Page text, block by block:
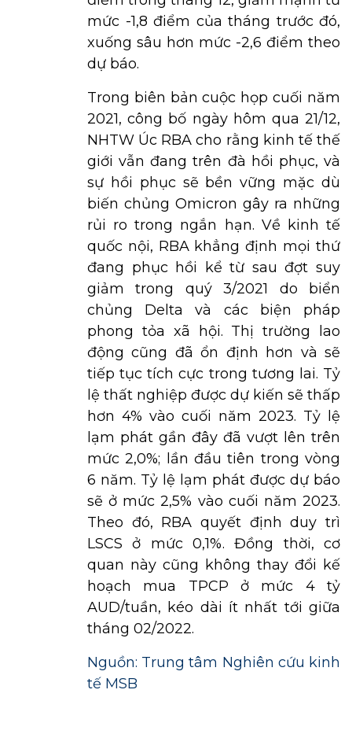
mức -1,8 điểm của tháng trước đó,
xuống sâu hơn mức -2,6 điểm theo
dự báo.
Trong biên bản cuộc họp cuối năm
2021, công bố ngày hôm qua 21/12,
NHTW Úc RBA cho rằng kinh tế thế
giới vẫn đang trên đà hồi phục, và
sự hồi phục sẽ bền vững mặc dù
biến chủng Omicron gây ra những
rủi ro trong ngắn hạn. Về kinh tế
quốc nội, RBA khẳng định mọi thứ
đang phục hồi kể từ sau đợt suy
giảm trong quý 3/2021 do biển
chủng Delta và các biện pháp
phong tỏa xã hội. Thị trường lao
động cũng đã ổn định hơn và sẽ
tiếp tục tích cực trong tương lai. Tỷ
lệ thất nghiệp được dự kiến sẽ thấp
hơn 4% vào cuối năm 2023. Tỷ lệ
lạm phát gần đây đã vượt lên trên
mức 2,0%; lần đầu tiên trong vòng
6 năm. Tỷ lệ lạm phát được dự báo
sẽ ở mức 2,5% vào cuối năm 2023.
Theo đó, RBA quyết định duy trì
LSCS ở mức 0,1%. Đồng thời, cơ
quan này cũng không thay đổi kế
hoạch mua TPCP ở mức 4 tỷ
AUD/tuần, kéo dài ít nhất tới giữa
tháng 02/2022.
Nguồn: Trung tâm Nghiên cứu kinh
tế MSB